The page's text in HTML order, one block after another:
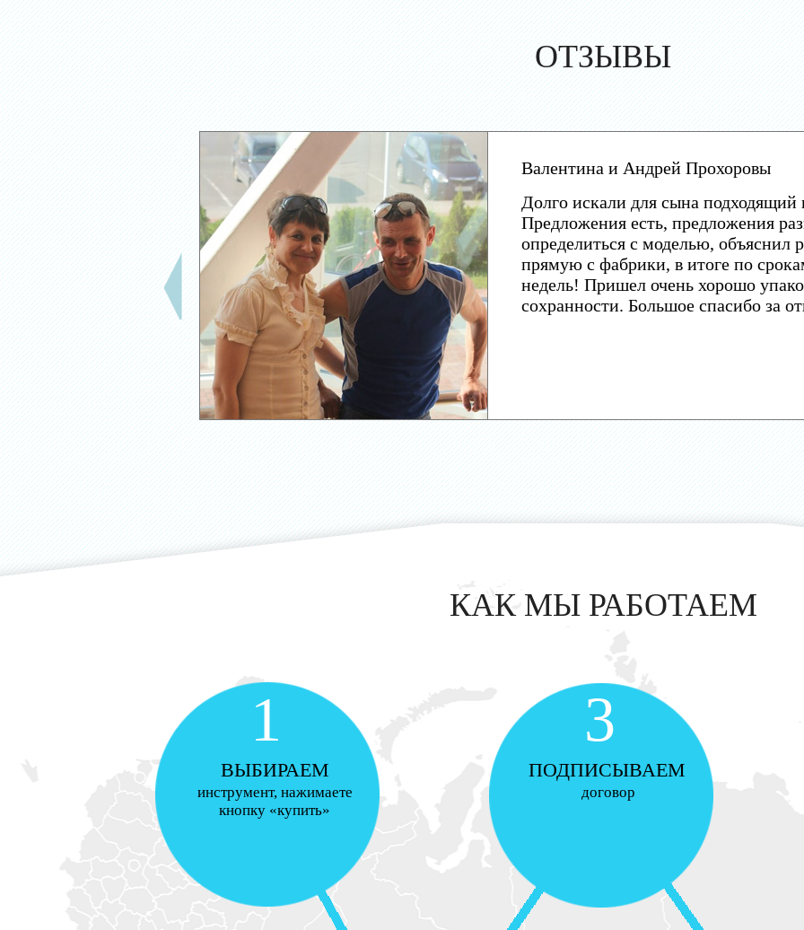
ОТЗЫВЫ
Валентина и Андрей Прохоровы
Долго искали для сына подходящий
Предложения есть, предложения
определиться с моделью, объяснил
прямую с фабрики, в итоге по
недель! Пришел очень хорошо
сохранности. Большое спасибо за
КАК МЫ РАБОТАЕМ
1
ВЫБИРАЕМ
инструмент, нажимаете
кнопку «купить»
3
ПОДПИСЫВАЕМ
договор